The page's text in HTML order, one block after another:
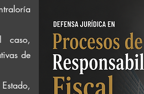
caso,
de